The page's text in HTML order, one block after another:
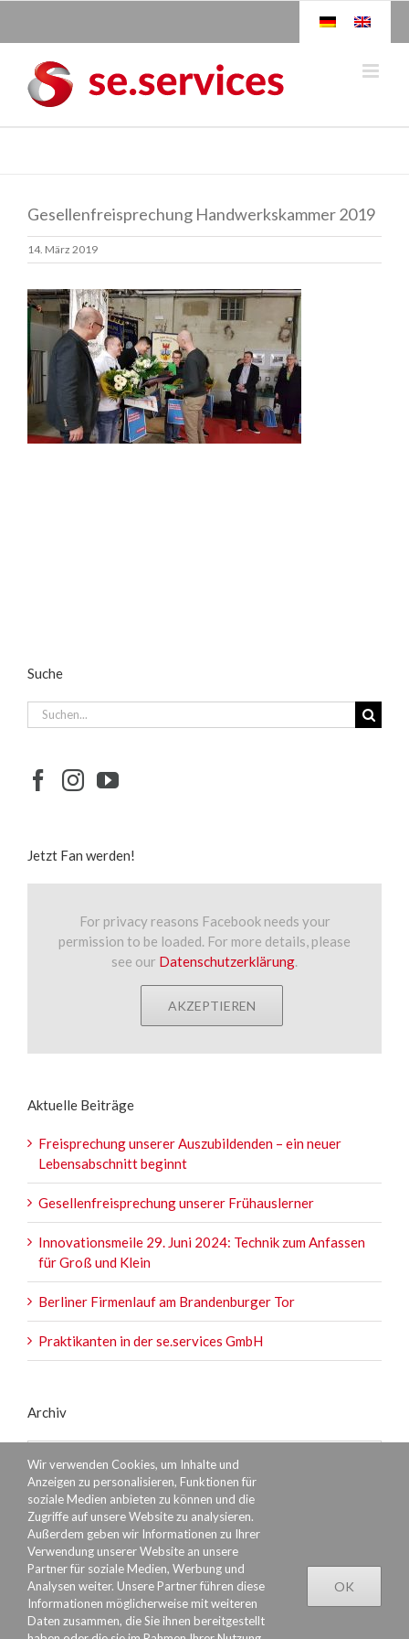
Gesellenfreisprechung Handwerkskammer 2019
14. März 2019
Suche
Suche
nach:
Jetzt Fan werden!
For privacy reasons Facebook needs your
permission to be loaded. For more details, please
see our Datenschutzerklärung.
AKZEPTIEREN
Aktuelle Beiträge
Freisprechung unserer Auszubildenden – ein neuer
Lebensabschnitt beginnt
Gesellenfreisprechung unserer Frühauslerner
Innovationsmeile 29. Juni 2024: Technik zum Anfassen
für Groß und Klein
Berliner Firmenlauf am Brandenburger Tor
Praktikanten in der se.services GmbH
Archiv
Wir verwenden Cookies, um Inhalte und
Anzeigen zu personalisieren, Funktionen für
soziale Medien anbieten zu können und die
Zugriffe auf unsere Website zu analysieren.
Außerdem geben wir Informationen zu Ihrer
Verwendung unserer Website an unsere
Partner für soziale Medien, Werbung und
Analysen weiter. Unsere Partner führen diese
Informationen möglicherweise mit weiteren
Daten zusammen, die Sie ihnen bereitgestellt
OK